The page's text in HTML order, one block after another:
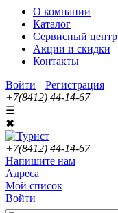
О компании
Каталог
Сервисный центр
Акции и скидки
Контакты
Войти
Регистрация
+7(8412) 44-14-67
☰
✖
+7(8412) 44-14-67
Напишите нам
Адреса
Мой список
Войти